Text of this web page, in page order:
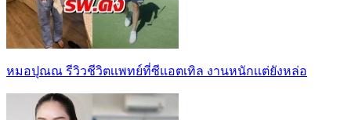
หมอปุณณ รีวิวชีวิตเเพทย์ที่ซีแอตเทิล งานหนักเเต่ยังหล่อ